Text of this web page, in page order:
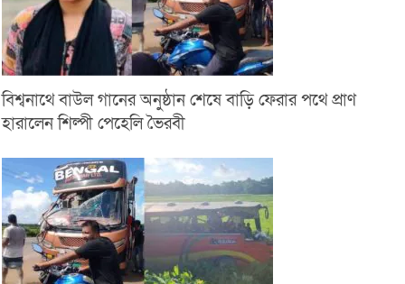
বিশ্বনাথে বাউল গানের অনুষ্ঠান শেষে বাড়ি ফেরার পথে প্রাণ
হারালেন শিল্পী পেহেলি ভৈরবী